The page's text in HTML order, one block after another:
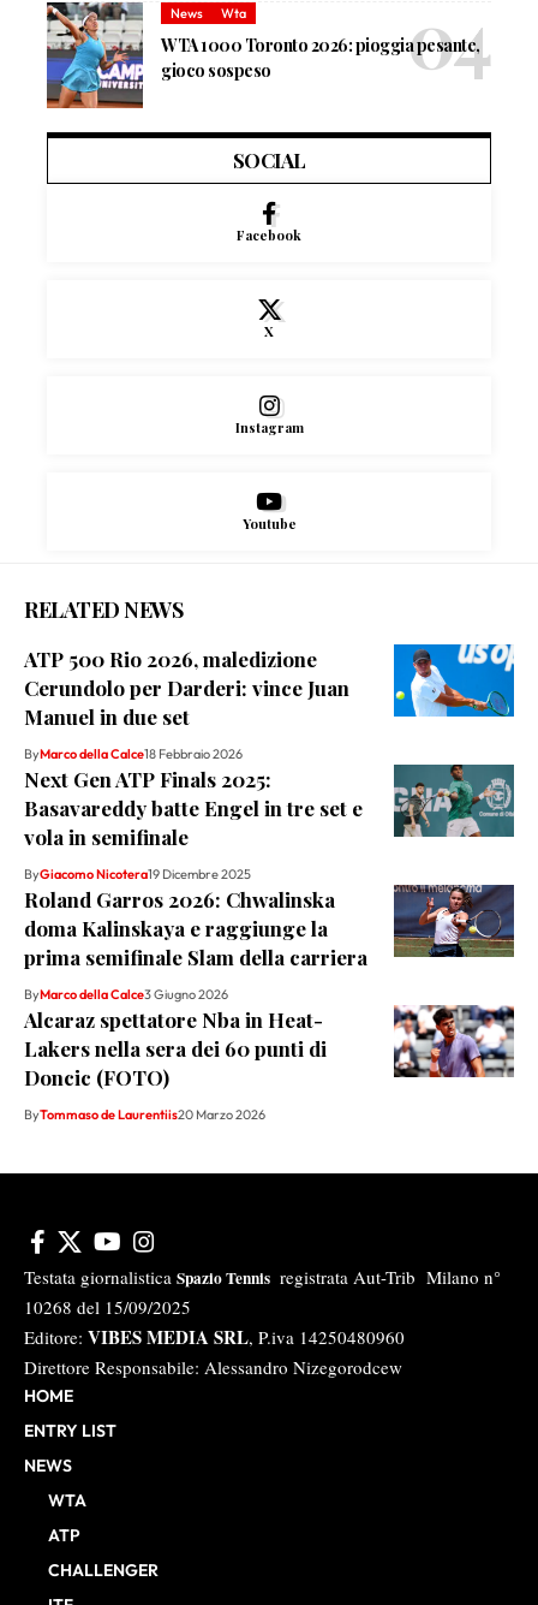
News Wta
WTA 1000 Toronto 2026: pioggia pesante,
gioco sospeso
SOCIAL
Facebook
X
Instagram
Youtube
RELATED NEWS
ATP 500 Rio 2026, maledizione
Cerundolo per Darderi: vince Juan
Manuel in due set
ByMarco della Calce18 Febbraio 2026
Next Gen ATP Finals 2025:
Basavareddy batte Engel in tre set e
vola in semifinale
ByGiacomo Nicotera19 Dicembre 2025
Roland Garros 2026: Chwalinska
doma Kalinskaya e raggiunge la
prima semifinale Slam della carriera
ByMarco della Calce3 Giugno 2026
Alcaraz spettatore Nba in Heat-
Lakers nella sera dei 60 punti di
Doncic (FOTO)
ByTommaso de Laurentiis20 Marzo 2026
Testata giornalistica Spazio Tennis registrata Aut-Trib Milano n°
10268 del 15/09/2025
Editore: VIBES MEDIA SRL, P.iva 14250480960
Direttore Responsabile: Alessandro Nizegorodcew
HOME
ENTRY LIST
NEWS
WTA
ATP
CHALLENGER